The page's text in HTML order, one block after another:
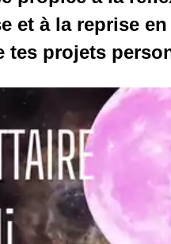
et à la reprise en
tes projets